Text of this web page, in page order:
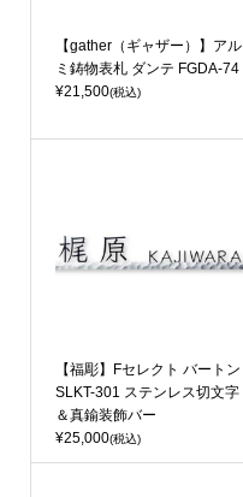
【gather（ギャザー）】アル
ミ鋳物表札 ダンテ FGDA-74
¥21,500(税込)
【福彫】Fセレクト バートン
SLKT-301 ステンレス切文字
＆真鍮装飾バー
¥25,000(税込)